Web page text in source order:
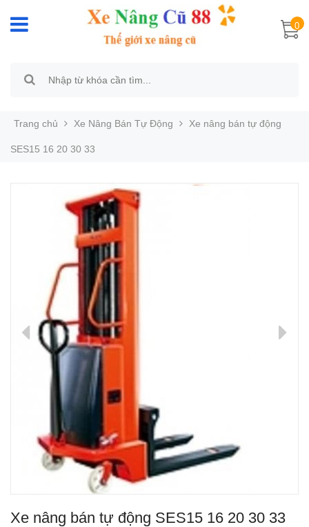
0
Trang chủ Xe Nâng Bán Tự Động Xe nâng bán tự động
SES15 16 20 30 33
Xe nâng bán tự động SES15 16 20 30 33